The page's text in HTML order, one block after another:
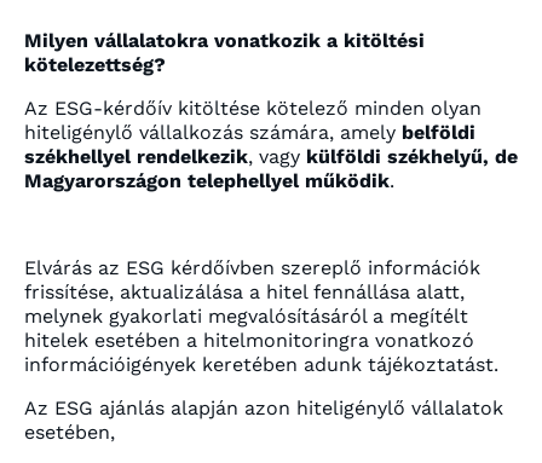
Milyen vállalatokra vonatkozik a kitöltési
kötelezettség?
Az ESG-kérdőív kitöltése kötelező minden olyan
hiteligénylő vállalkozás számára, amely belföldi
székhellyel rendelkezik, vagy külföldi székhelyű, de
Magyarországon telephellyel működik.
Elvárás az ESG kérdőívben szereplő információk
frissítése, aktualizálása a hitel fennállása alatt,
melynek gyakorlati megvalósításáról a megítélt
hitelek esetében a hitelmonitoringra vonatkozó
információigények keretében adunk tájékoztatást.
Az ESG ajánlás alapján azon hiteligénylő vállalatok
esetében,